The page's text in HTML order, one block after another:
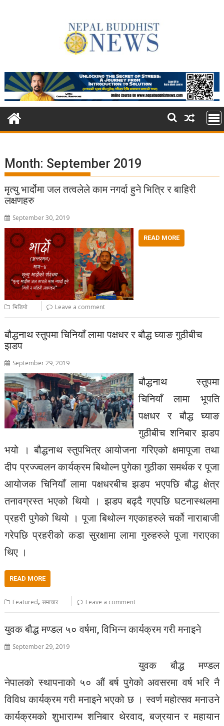
Month: September 2019
मृत्यु भार्दोमा जल तत्वलेले काम नगर्दा हुने भित्रि र बाहिरी
लक्षणहरु
September 30, 2019
READ MORE
भिडियो Leave a comment
बौद्धनाथ स्तुपमा चिनियाँ लामा पक्षधर र बौद्ध घ्याङ गुठीबीच
झडप
September 29, 2019
बौद्धनाथ स्तुपमा
चिनियाँ लामा भूपति
पक्षधर र बौद्ध घ्याङ
गुठीबीच शनिबार झडप
भयो । बौद्धनाथ स्तुपभित्र आयोजना गरिएको क्षमापूजा तथा
दीप प्रज्ज्वलन कार्यक्रम बिथोल्न पुगेका गुठीका समर्थक र पूजा
आयोजक चिनियाँ लामा पक्षधरबीच झडप भएपछि बौद्ध क्षेत्र
तनावग्रस्त भएको थियो । झडप बढ्दै गएपछि घटनास्थलमा
प्रहरी पुगेको थियो । पूजा बिथोल्न गएकाहरुले चर्को नाराबाजी
गरेपछि प्रहरीको कडा सुरक्षामा लामा गुरुहरुले पूजा गराएका
थिए ।
READ MORE
Featured,समाचार Leave a comment
युवक बौद्ध मण्डल ५० वर्षमा, विभिन्न कार्यक्रम गरी मनाइने
September 29, 2019
युवक बौद्ध मण्डल
नेपालको स्थापनाको ५० औं बर्ष पुगेको अवसरमा वर्ष भरि नै
विविध कार्यक्रम गरी मनाइने भएको छ । स्वर्ण महोत्सव मनाउने
कार्यक्रमको शुभाराम्भ शनिबार थेरवाद, बज्रयान र महायान